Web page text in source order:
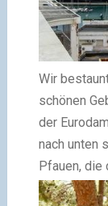
Wir
schönen
der
nach unten
Pfauen, die